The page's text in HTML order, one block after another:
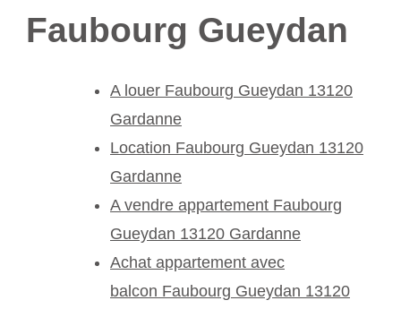
Faubourg Gueydan
A louer Faubourg Gueydan 13120
Gardanne
Location Faubourg Gueydan 13120
Gardanne
A vendre appartement Faubourg
Gueydan 13120 Gardanne
Achat appartement avec
balcon Faubourg Gueydan 13120